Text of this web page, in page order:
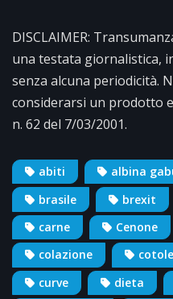
DISCLAIMER:
una testata giornalistica,
senza alcuna periodicità.
considerarsi un prodotto
n. 62 del 7/03/2001.
abiti albina
brasile
brexit
carne
Cenone
colazione
curve
dieta